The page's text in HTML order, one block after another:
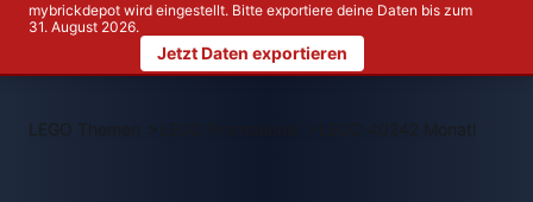
mybrickdepot wird eingestellt. Bitte exportiere deine Daten bis zum
31. August 2026.
Jetzt Daten exportieren
LEGO Themen > LEGO 40242 Monatliche